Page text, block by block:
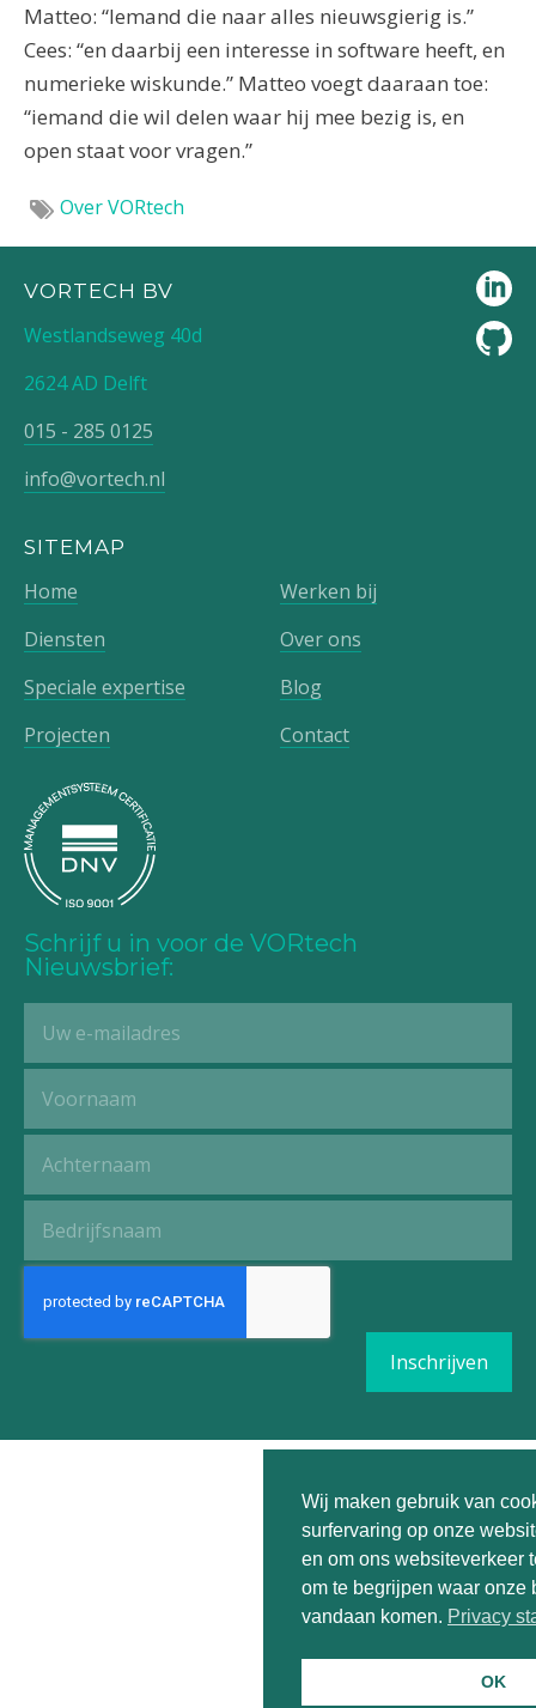
Wij maken gebruik van
surfervaring op onze
en om ons websiteverkeer
om te begrijpen waar onze
vandaan komen. Privacy
OK
Matteo: “Iemand die naar alles nieuwsgierig is.”
Cees: “en daarbij een interesse in software heeft, en
numerieke wiskunde.” Matteo voegt daaraan toe:
“iemand die wil delen waar hij mee bezig is, en
open staat voor vragen.”
Over VORtech
VORTECH BV
Westlandseweg 40d
2624 AD Delft
015 - 285 0125
info@vortech.nl
SITEMAP
Home
Diensten
Speciale expertise
Projecten
Werken bij
Over ons
Blog
Contact
Schrijf u in voor de VORtech
Nieuwsbrief: